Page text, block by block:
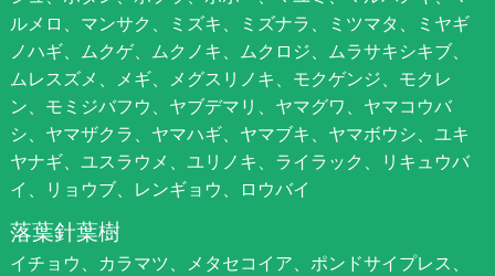
ルメロ、マンサク、ミズキ、ミズナラ、ミツマタ、ミヤギ
ノハギ、ムクゲ、ムクノキ、ムクロジ、ムラサキシキブ、
ムレスズメ、メギ、メグスリノキ、モクゲンジ、モクレ
ン、モミジバフウ、ヤブデマリ、ヤマグワ、ヤマコウバ
シ、ヤマザクラ、ヤマハギ、ヤマブキ、ヤマボウシ、ユキ
ヤナギ、ユスラウメ、ユリノキ、ライラック、リキュウバ
イ、リョウブ、レンギョウ、ロウバイ
落葉針葉樹
イチョウ、カラマツ、メタセコイア、ポンドサイプレス、